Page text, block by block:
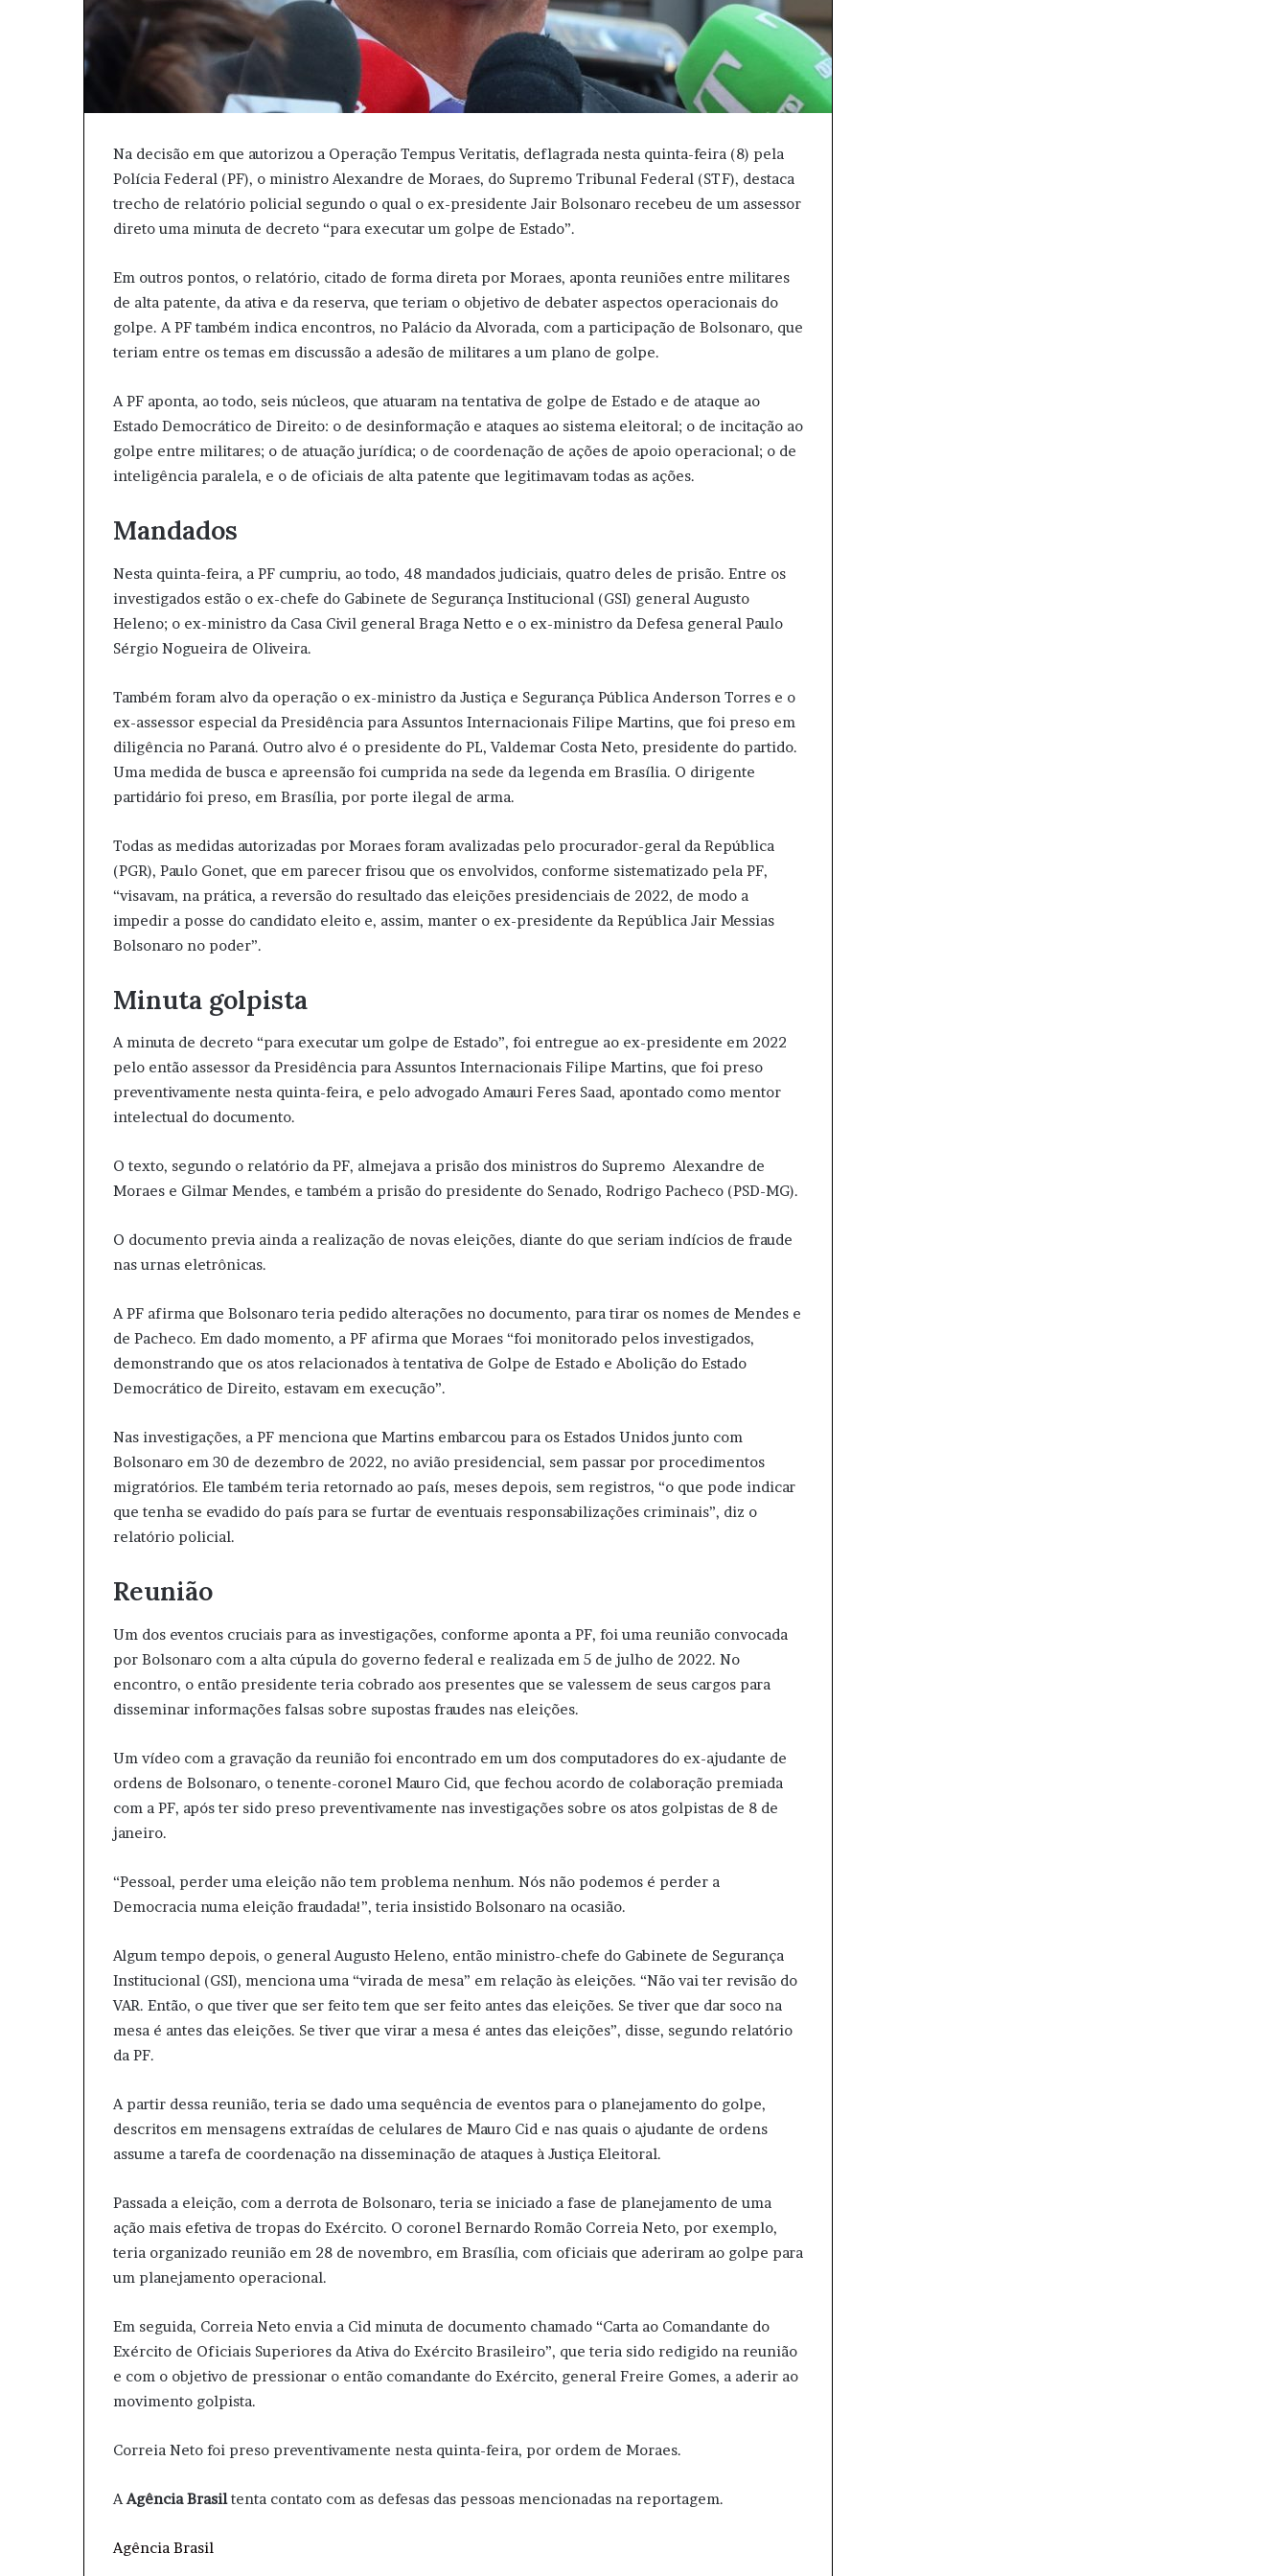
Na decisão em que autorizou a Operação Tempus Veritatis, deflagrada nesta quinta-feira (8) pela
Polícia Federal (PF), o ministro Alexandre de Moraes, do Supremo Tribunal Federal (STF), destaca
trecho de relatório policial segundo o qual o ex-presidente Jair Bolsonaro recebeu de um assessor
direto uma minuta de decreto “para executar um golpe de Estado”.
Em outros pontos, o relatório, citado de forma direta por Moraes, aponta reuniões entre militares
de alta patente, da ativa e da reserva, que teriam o objetivo de debater aspectos operacionais do
golpe. A PF também indica encontros, no Palácio da Alvorada, com a participação de Bolsonaro, que
teriam entre os temas em discussão a adesão de militares a um plano de golpe.
A PF aponta, ao todo, seis núcleos, que atuaram na tentativa de golpe de Estado e de ataque ao
Estado Democrático de Direito: o de desinformação e ataques ao sistema eleitoral; o de incitação ao
golpe entre militares; o de atuação jurídica; o de coordenação de ações de apoio operacional; o de
inteligência paralela, e o de oficiais de alta patente que legitimavam todas as ações.
Mandados
Nesta quinta-feira, a PF cumpriu, ao todo, 48 mandados judiciais, quatro deles de prisão. Entre os
investigados estão o ex-chefe do Gabinete de Segurança Institucional (GSI) general Augusto
Heleno; o ex-ministro da Casa Civil general Braga Netto e o ex-ministro da Defesa general Paulo
Sérgio Nogueira de Oliveira.
Também foram alvo da operação o ex-ministro da Justiça e Segurança Pública Anderson Torres e o
ex-assessor especial da Presidência para Assuntos Internacionais Filipe Martins, que foi preso em
diligência no Paraná. Outro alvo é o presidente do PL, Valdemar Costa Neto, presidente do partido.
Uma medida de busca e apreensão foi cumprida na sede da legenda em Brasília. O dirigente
partidário foi preso, em Brasília, por porte ilegal de arma.
Todas as medidas autorizadas por Moraes foram avalizadas pelo procurador-geral da República
(PGR), Paulo Gonet, que em parecer frisou que os envolvidos, conforme sistematizado pela PF,
“visavam, na prática, a reversão do resultado das eleições presidenciais de 2022, de modo a
impedir a posse do candidato eleito e, assim, manter o ex-presidente da República Jair Messias
Bolsonaro no poder”.
Minuta golpista
A minuta de decreto “para executar um golpe de Estado”, foi entregue ao ex-presidente em 2022
pelo então assessor da Presidência para Assuntos Internacionais Filipe Martins, que foi preso
preventivamente nesta quinta-feira, e pelo advogado Amauri Feres Saad, apontado como mentor
intelectual do documento.
O texto, segundo o relatório da PF, almejava a prisão dos ministros do Supremo Alexandre de
Moraes e Gilmar Mendes, e também a prisão do presidente do Senado, Rodrigo Pacheco (PSD-MG).
O documento previa ainda a realização de novas eleições, diante do que seriam indícios de fraude
nas urnas eletrônicas.
A PF afirma que Bolsonaro teria pedido alterações no documento, para tirar os nomes de Mendes e
de Pacheco. Em dado momento, a PF afirma que Moraes “foi monitorado pelos investigados,
demonstrando que os atos relacionados à tentativa de Golpe de Estado e Abolição do Estado
Democrático de Direito, estavam em execução”.
Nas investigações, a PF menciona que Martins embarcou para os Estados Unidos junto com
Bolsonaro em 30 de dezembro de 2022, no avião presidencial, sem passar por procedimentos
migratórios. Ele também teria retornado ao país, meses depois, sem registros, “o que pode indicar
que tenha se evadido do país para se furtar de eventuais responsabilizações criminais”, diz o
relatório policial.
Reunião
Um dos eventos cruciais para as investigações, conforme aponta a PF, foi uma reunião convocada
por Bolsonaro com a alta cúpula do governo federal e realizada em 5 de julho de 2022. No
encontro, o então presidente teria cobrado aos presentes que se valessem de seus cargos para
disseminar informações falsas sobre supostas fraudes nas eleições.
Um vídeo com a gravação da reunião foi encontrado em um dos computadores do ex-ajudante de
ordens de Bolsonaro, o tenente-coronel Mauro Cid, que fechou acordo de colaboração premiada
com a PF, após ter sido preso preventivamente nas investigações sobre os atos golpistas de 8 de
janeiro.
“Pessoal, perder uma eleição não tem problema nenhum. Nós não podemos é perder a
Democracia numa eleição fraudada!”, teria insistido Bolsonaro na ocasião.
Algum tempo depois, o general Augusto Heleno, então ministro-chefe do Gabinete de Segurança
Institucional (GSI), menciona uma “virada de mesa” em relação às eleições. “Não vai ter revisão do
VAR. Então, o que tiver que ser feito tem que ser feito antes das eleições. Se tiver que dar soco na
mesa é antes das eleições. Se tiver que virar a mesa é antes das eleições”, disse, segundo relatório
da PF.
A partir dessa reunião, teria se dado uma sequência de eventos para o planejamento do golpe,
descritos em mensagens extraídas de celulares de Mauro Cid e nas quais o ajudante de ordens
assume a tarefa de coordenação na disseminação de ataques à Justiça Eleitoral.
Passada a eleição, com a derrota de Bolsonaro, teria se iniciado a fase de planejamento de uma
ação mais efetiva de tropas do Exército. O coronel Bernardo Romão Correia Neto, por exemplo,
teria organizado reunião em 28 de novembro, em Brasília, com oficiais que aderiram ao golpe para
um planejamento operacional.
Em seguida, Correia Neto envia a Cid minuta de documento chamado “Carta ao Comandante do
Exército de Oficiais Superiores da Ativa do Exército Brasileiro”, que teria sido redigido na reunião
e com o objetivo de pressionar o então comandante do Exército, general Freire Gomes, a aderir ao
movimento golpista.
Correia Neto foi preso preventivamente nesta quinta-feira, por ordem de Moraes.
A Agência Brasiltenta contato com as defesas das pessoas mencionadas na reportagem.
Agência Brasil